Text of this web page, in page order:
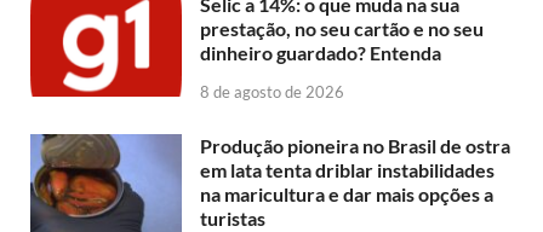
Selic a 14%: o que muda na sua
prestação, no seu cartão e no seu
dinheiro guardado? Entenda
8 de agosto de 2026
Produção pioneira no Brasil de ostra
em lata tenta driblar instabilidades
na maricultura e dar mais opções a
turistas